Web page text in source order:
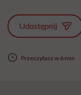
Udostępnij
Przeczytasz w 6 min